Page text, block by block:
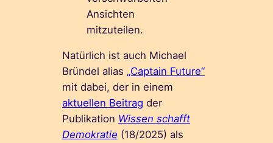
Ansichten
mitzuteilen.
Natürlich ist auch Michael
Bründel alias „Captain Future“
mit dabei, der in einem
aktuellen Beitrag der
Publikation Wissen schafft
Demokratie (18/2025) als